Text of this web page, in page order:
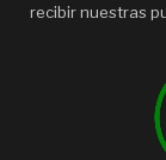
recibir nuestras